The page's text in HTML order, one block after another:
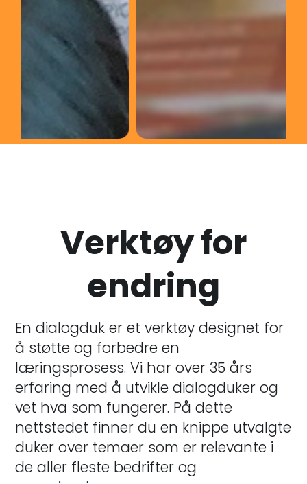
Verktøy for
endring
En dialogduk er et verktøy designet for
å støtte og forbedre en
læringsprosess. Vi har over 35 års
erfaring med å utvikle dialogduker og
vet hva som fungerer. På dette
nettstedet finner du en knippe utvalgte
duker over temaer som er relevante i
de aller fleste bedrifter og